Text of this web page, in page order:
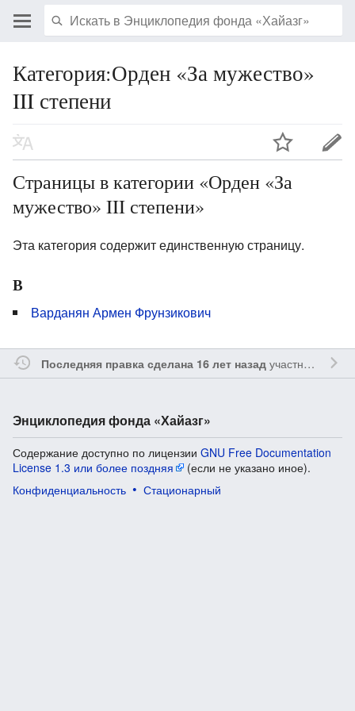
Категория:Орден «За мужество»
III степени
Страницы в категории «Орден «За
мужество» III степени»
Эта категория содержит единственную страницу.
В
Варданян Армен Фрунзикович
Последняя правка сделана 16 лет назадучастником
Энциклопедия фонда «Хайазг»
Содержание доступно по лицензии GNU Free Documentation
License 1.3 или более поздняя
(если не указано иное).
Конфиденциальность
Стационарный